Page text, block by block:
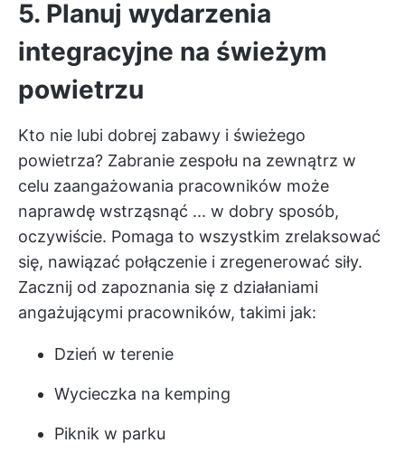
5. Planuj wydarzenia
integracyjne na świeżym
powietrzu
Kto nie lubi dobrej zabawy i świeżego
powietrza? Zabranie zespołu na zewnątrz w
celu zaangażowania pracowników może
naprawdę wstrząsnąć ... w dobry sposób,
oczywiście. Pomaga to wszystkim zrelaksować
się, nawiązać połączenie i zregenerować siły.
Zacznij od zapoznania się z działaniami
angażującymi pracowników, takimi jak:
Dzień w terenie
Wycieczka na kemping
Piknik w parku